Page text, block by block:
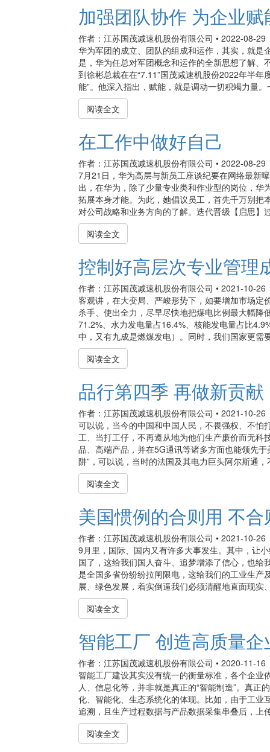
加强团队协作 为企业赋
作者：江苏国茂减速机股份有限公司 • 2022-08-29
华为军团的成立、团队的组成和运作，其实，就
是，华为任总对军团概念和运作的全新思想了解
到徐彬总裁在在“7.11”国茂减速机股份2022年半
能”。他深入指出，赋能，就是调动一切积竭力量
阅读全文
在工作中做好自己
作者：江苏国茂减速机股份有限公司 • 2022-08-29
7月21日，华为高层与新员工座谈纪要在网络最新
出，在华为，除了少量专业类和作业型的岗位，华
拓展本身才能。为此，她倡议员工，首先千万别把
对公司战略和业务方向的了解。迭代晋级【启思】
阅读全文
控制好高层次专业管理
作者：江苏国茂减速机股份有限公司 • 2021-10-26
客观讲，在大变局、严峻形势下，如要增加市场定
杀手、使出全力，尽早尽快地把煤电比例最大幅
71.2%、水力发电量占16.4%、核能发电量占比
中，又有九成是燃煤发电）。同时，我们国家更需
阅读全文
品行第四季 再做新贡献
作者：江苏国茂减速机股份有限公司 • 2021-10-26
可以说，当今的中国和中国人民，不畏强权、不
工、当打工仔，不再遵从地为他们生产廉价而无
品、高端产品，并在5G通讯等诸多方面也能领先
阱”，可以说，当时的法国及其电力巨头阿尔斯通
阅读全文
美国惯例的合则用 不合
作者：江苏国茂减速机股份有限公司 • 2021-10-26
9月里，国际、国内又有许多大事发生。其中，让
国了，这给我们国人奋斗、追梦增添了信心，也
是全国多省份纷纷拉闸限电，这给我们的工业生
展、绿色发展，着实倒逼我们必须清醒地直面现
阅读全文
智能工厂 创造高质量
作者：江苏国茂减速机股份有限公司 • 2020-11-16
智能工厂建设其实没有统一的衡量标准，各个企
人、信息化等，并非就是真正的“智能制造”。真
化、智能化、生态系统化的体现。比如，由于工
追溯，且生产过程数据与产品数据采集串叠后，
阅读全文